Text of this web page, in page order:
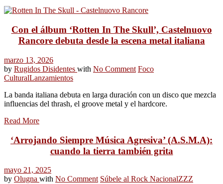
Con el álbum ‘Rotten In The Skull’, Castelnuovo
Rancore debuta desde la escena metal italiana
marzo 13, 2026
by Rugidos Disidentes with No Comment Foco
CulturalLanzamientos
La banda italiana debuta en larga duración con un disco que mezcla
influencias del thrash, el groove metal y el hardcore.
Read More
‘Arrojando Siempre Música Agresiva’ (A.S.M.A):
cuando la tierra también grita
mayo 21, 2025
by Olugna with No Comment Súbele al Rock NacionalZZZ